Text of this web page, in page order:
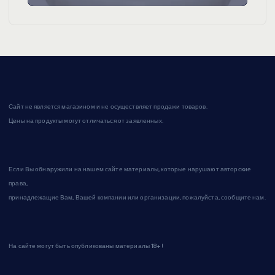
Сайт не является магазином и не осуществляет продажи товаров.
Цены на продукты могут отличаться от заявленных.
Если Вы обнаружили на нашем сайте материалы, которые нарушают авторские
права,
принадлежащие Вам, Вашей компании или организации, пожалуйста, сообщите нам.
На сайте могут быть опубликованы материалы 18+!